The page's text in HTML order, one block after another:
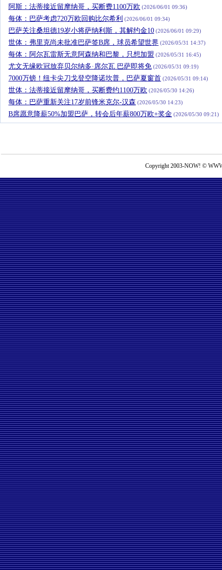
阿斯：法蒂接近留摩纳哥，买断费1100万欧 (2026/06/01 09:36)
每体：巴萨考虑720万欧回购比尔希利 (2026/06/01 09:34)
巴萨关注桑坦德19岁小将萨纳利斯，其解约金10 (2026/06/01 09:29)
世体：弗里克尚未批准巴萨签B席，球员希望世界 (2026/05/31 14:37)
每体：阿尔瓦雷斯无意阿森纳和巴黎，只想加盟 (2026/05/31 16:45)
尤文无缘欧冠放弃贝尔纳多·席尔瓦 巴萨即将免 (2026/05/31 09:19)
7000万镑！纽卡尖刀戈登空降诺坎普，巴萨夏窗首 (2026/05/31 09:14)
世体：法蒂接近留摩纳哥，买断费约1100万欧 (2026/05/30 14:26)
每体：巴萨重新关注17岁前锋米克尔-汉森 (2026/05/30 14:23)
B席愿意降薪50%加盟巴萨，转会后年薪800万欧+奖金 (2026/05/30 09:21)
Copyright 2003-NOW! ©